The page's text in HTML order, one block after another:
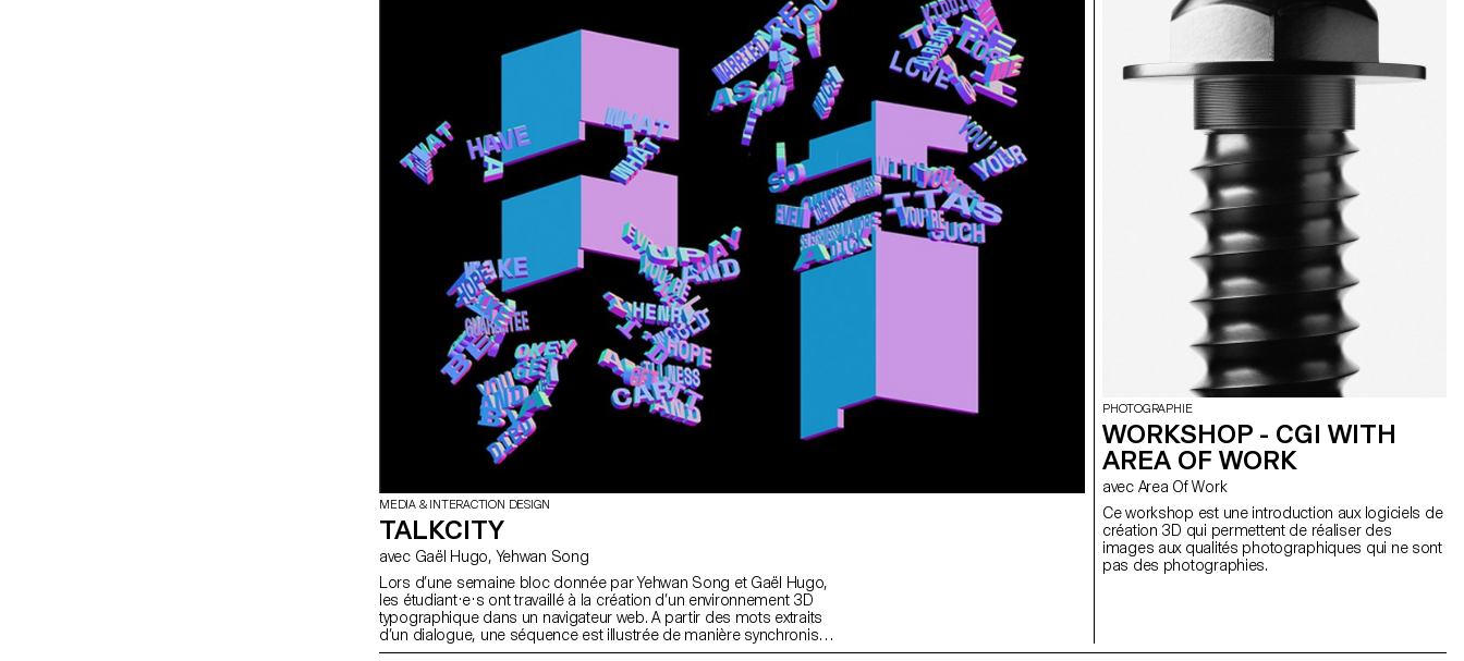
imaginées par les étudiant·e·s est née une collection capsule
produite en édition limitée. La collection complète sera présentée
et mise en vente lors d’une soirée exclusive le 15 décembre 2023
MEDIA & INTERACTION DESIGN
TALKCITY
avec Gaël Hugo, Yehwan Song
Lors d’une semaine bloc donnée par Yehwan Song et Gaël Hugo,
les étudiant·e·s ont travaillé à la création d’un environnement 3D
typographique dans un navigateur web. A partir des mots extraits
d’un dialogue, une séquence est illustrée de manière synchronisée
sur deux écrans.
PHOTOGRAPHIE
WORKSHOP - CGI WITH
AREA OF WORK
avec Area Of Work
Ce workshop est une introduction aux logiciels de
création 3D qui permettent de réaliser des
images aux qualités photographiques qui ne sont
pas des photographies.